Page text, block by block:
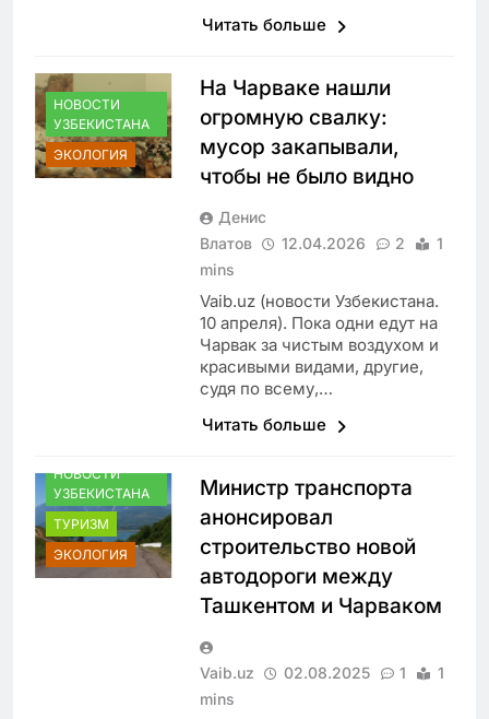
Читать больше
НОВОСТИ
УЗБЕКИСТАНА
ЭКОЛОГИЯ
На Чарваке нашли
огромную свалку:
мусор закапывали,
чтобы не было видно
Денис
Влатов
12.04.2026 2
1
mins
Vaib.uz (новости Узбекистана.
10 апреля). Пока одни едут на
Чарвак за чистым воздухом и
красивыми видами, другие,
судя по всему,…
Читать больше
НОВОСТИ
УЗБЕКИСТАНА
ТУРИЗМ
ЭКОЛОГИЯ
Министр транспорта
анонсировал
строительство новой
автодороги между
Ташкентом и Чарваком
Vaib.uz 02.08.2025 1
1
mins